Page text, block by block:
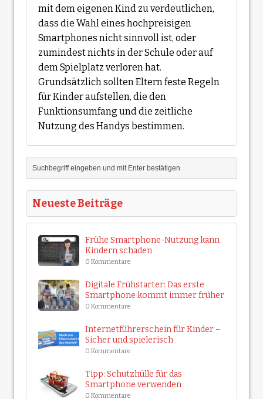
mit dem eigenen Kind zu verdeutlichen,
dass die Wahl eines hochpreisigen
Smartphones nicht sinnvoll ist, oder
zumindest nichts in der Schule oder auf
dem Spielplatz verloren hat.
Grundsätzlich sollten Eltern feste Regeln
für Kinder aufstellen, die den
Funktionsumfang und die zeitliche
Nutzung des Handys bestimmen.
Neueste Beiträge
Frühe Smartphone-Nutzung kann
Kindern schaden
0 Kommentare
Digitale Frühstarter: Das erste
Smartphone kommt immer früher
0 Kommentare
Internetführerschein für Kinder –
Sicher und spielerisch
0 Kommentare
Tipp: Schutzhülle für das
Smartphone verwenden
0 Kommentare